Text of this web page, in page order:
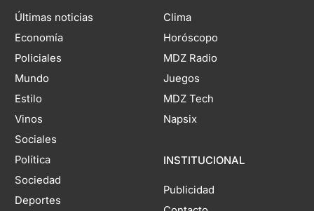
Últimas noticias
Economía
Policiales
Mundo
Estilo
Vinos
Sociales
Política
Sociedad
Deportes
Clima
Horóscopo
MDZ Radio
Juegos
MDZ Tech
Napsix
INSTITUCIONAL
Publicidad